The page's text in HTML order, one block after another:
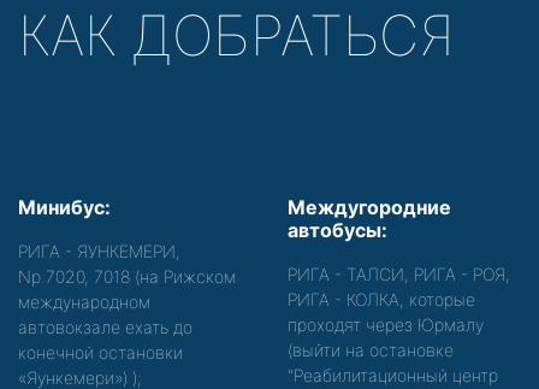
КАК ДОБРАТЬСЯ
Минибус:
РИГА - ЯУНКЕМЕРИ,
Nр.7020, 7018 (на Рижском
международном
автовокзале ехать до
конечной остановки
«Яункемери») );
Междугородние
автобусы:
РИГА - ТАЛСИ, РИГА - РОЯ,
РИГА - КОЛКА, которые
проходят через Юрмалу
(выйти на остановке
"Реабилитационный центр